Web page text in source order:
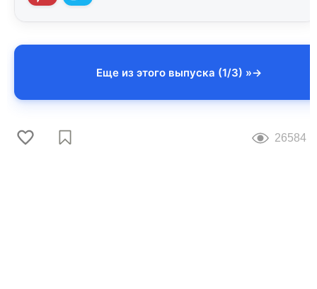
Еще из этого выпуска (1/3) »
26584